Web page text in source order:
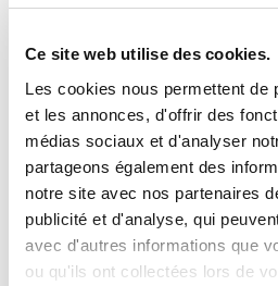
Ce site web utilise des cookies.
Les cookies nous permettent de
et les annonces, d'offrir des
médias sociaux et d'analyser
partageons également des
notre site avec nos partenaires
publicité et d'analyse, qui
avec d'autres informations que
ou qu'ils ont collectées lors de
Minuterie miniature GT5P
GT5P-N6MA200
Temporisateur